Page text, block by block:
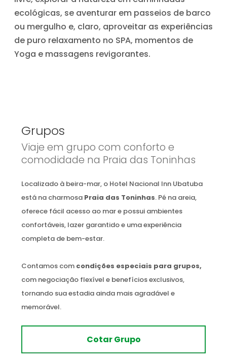
ecológicas, se aventurar em passeios de barco
ou mergulho e, claro, aproveitar as experiências
de puro relaxamento no SPA, momentos de
Yoga e massagens revigorantes.
Grupos
Viaje em grupo com conforto e
comodidade na Praia das Toninhas
Localizado à beira-mar, o Hotel Nacional Inn Ubatuba
está na charmosa Praia das Toninhas. Pé na areia,
oferece fácil acesso ao mar e possui ambientes
confortáveis, lazer garantido e uma experiência
completa de bem-estar.
Contamos com condições especiais para grupos,
com negociação flexível e benefícios exclusivos,
tornando sua estadia ainda mais agradável e
memorável.
Cotar Grupo